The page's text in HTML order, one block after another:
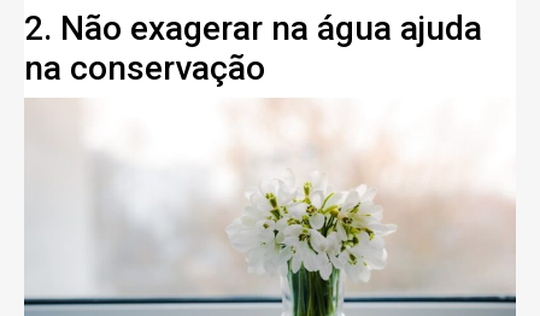
2. Não exagerar na água ajuda
na conservação